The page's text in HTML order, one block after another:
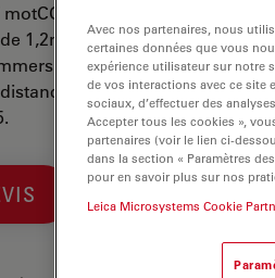
CS2 a un
1,2mm. Pour une utilisation
dans l’eau, avec un
de travail libre de 0,22
Avec nos partenaires, nous
certaines données que vous
expérience utilisateur sur notre
de vos interactions avec ce site
sociaux, d’effectuer des
Accepter tous les cookies »,
partenaires (voir le lien ci-
dans la section « Paramètres
pour en savoir plus sur nos
Leica Microsystems Cookie